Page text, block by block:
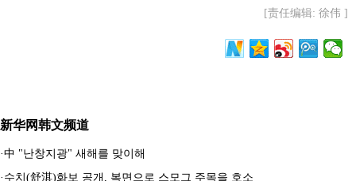
[责任编辑: 徐伟 ]
新华网韩文频道
·中 "난창지광" 새해를 맞이해
· 수치(舒淇)화보 공개, 복면으로 스모그 주목을 호소